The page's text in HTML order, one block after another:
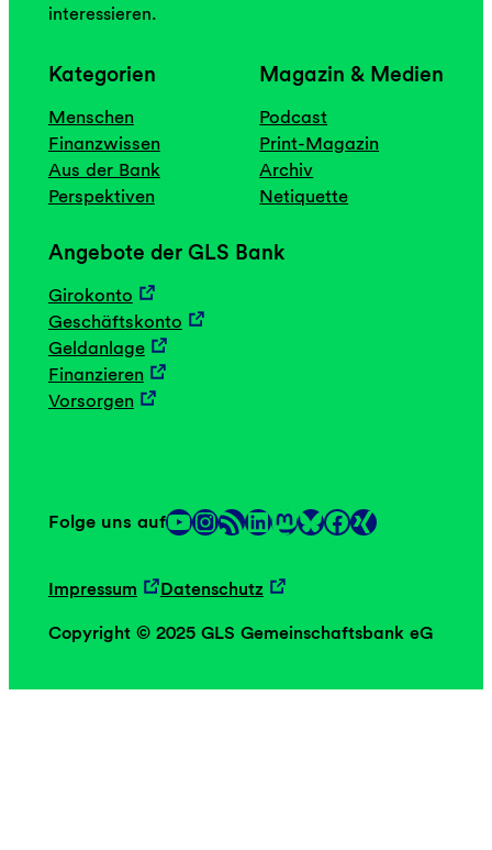
interessieren.
Kategorien
Menschen
Finanzwissen
Aus der Bank
Perspektiven
Magazin & Medien
Podcast
Print-Magazin
Archiv
Netiquette
Angebote der GLS Bank
Girokonto
Geschäftskonto
Geldanlage
Finanzieren
Vorsorgen
Folge uns aufYouTube InstagramRSS-Feed LinkedIn Mastodon Link Facebook Link
Impressum Datenschutz
Copyright © 2025 GLS Gemeinschaftsbank eG